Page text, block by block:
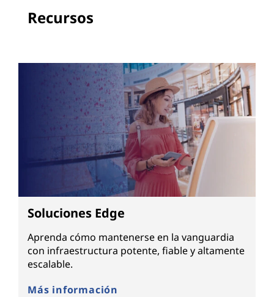
Recursos
Soluciones Edge
Aprenda cómo mantenerse en la vanguardia
con infraestructura potente, fiable y altamente
escalable.
Más información